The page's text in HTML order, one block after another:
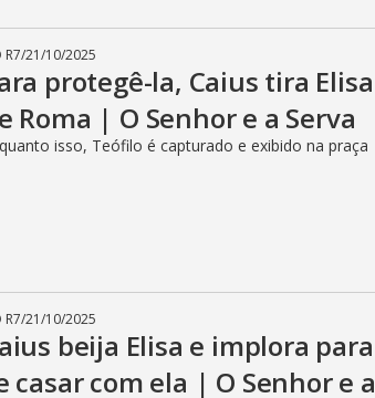
R7/21/10/2025
protegê-la, Caius tira Elisa
Roma | O Senhor e a Serva
isso, Teófilo é capturado e exibido na praça
R7/21/10/2025
beija Elisa e implora para
casar com ela | O Senhor e a